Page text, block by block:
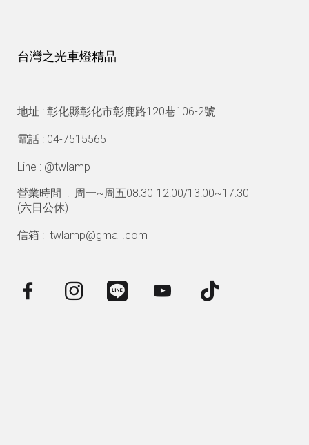
台灣之光車燈精品
地址 : 彰化縣彰化市彰鹿路120巷106-2號
電話 : 04-7515565
Line : @twlamp
營業時間 : 周一~周五08:30-12:00/13:00~17:30
(六日公休)
信箱 : twlamp@gmail.com